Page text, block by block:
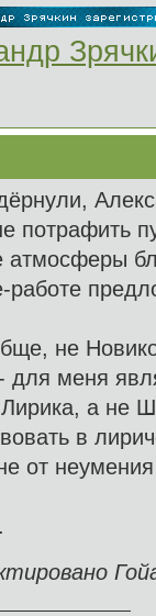
потрафить
атмосферы
работе
не
для меня
а не
в
от